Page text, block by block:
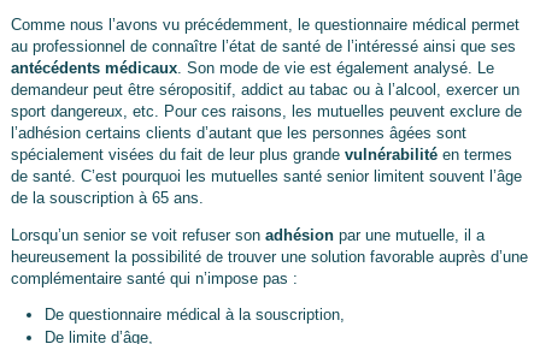
Comme nous l’avons vu précédemment, le questionnaire médical permet
au professionnel de connaître l’état de santé de l’intéressé ainsi que ses
antécédents médicaux. Son mode de vie est également analysé. Le
demandeur peut être séropositif, addict au tabac ou à l’alcool, exercer un
sport dangereux, etc. Pour ces raisons, les mutuelles peuvent exclure de
l’adhésion certains clients d’autant que les personnes âgées sont
spécialement visées du fait de leur plus grande vulnérabilitéen termes
de santé. C’est pourquoi les mutuelles santé senior limitent souvent l’âge
de la souscription à 65 ans.
Lorsqu’un senior se voit refuser son adhésionpar une mutuelle, il a
heureusement la possibilité de trouver une solution favorable auprès d’une
complémentaire santé qui n’impose pas :
De questionnaire médical à la souscription,
De limite d’âge,